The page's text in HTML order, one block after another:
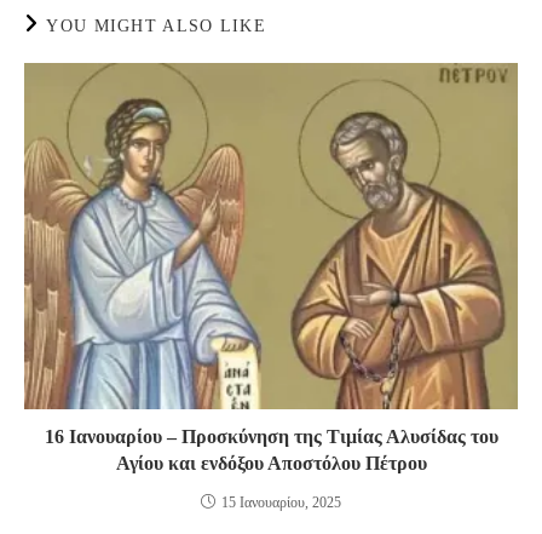
YOU MIGHT ALSO LIKE
16 Ιανουαρίου – Προσκύνηση της Τιμίας Αλυσίδας του
Αγίου και ενδόξου Αποστόλου Πέτρου
15 Ιανουαρίου, 2025